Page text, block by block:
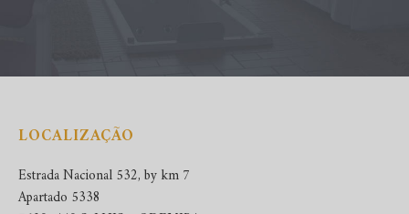
LOCALIZAÇÃO
Estrada Nacional 532, by km 7
Apartado 5338